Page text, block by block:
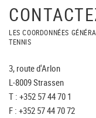
LES COORDONNÉES
TENNIS
3, route d'Arlon
L-8009 Strassen
T : +352 57 44 70 1
F : +352 57 44 70 72